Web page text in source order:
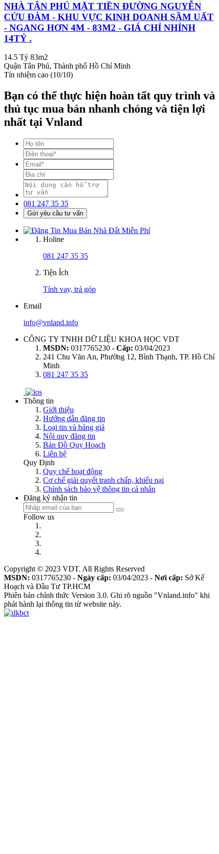
NHÀ TÂN PHÚ MẶT TIỀN ĐƯỜNG NGUYỄN
CỬU ĐÀM - KHU VỰC KINH DOANH SẦM UẤT
- NGANG HƠN 4M - 83M2 - GIÁ CHỈ NHỈNH
14TỶ .
14.5 Tỷ 83m2
Quận Tân Phú, Thành phố Hồ Chí Minh
Tín nhiệm cao (10/10)
Bạn có thể thực hiện hoàn tất quy trình và
thủ tục mua bán nhanh chóng và tiện lợi
nhất tại Vnland
081 247 35 35
Gửi yêu cầu tư vấn
Holine
081 247 35 35
Tiện Ích
Tính vay, trả góp
Email
info@vnland.info
CÔNG TY TNHH DỮ LIỆU KHOA HỌC VDT
MSDN: 0317765230 - Cấp: 03/04/2023
241 Chu Văn An, Phường 12, Bình Thạnh, TP. Hồ Chí
Minh
081 247 35 35
Thông tin
Giới thiệu
Hướng dẫn đăng tin
Loại tin và bảng giá
Nội quy đăng tin
Bản Đồ Quy Hoạch
Liên hệ
Quy Định
Quy chế hoạt động
Cơ chế giải quyết tranh chấp, khiếu nại
Chính sách bảo vệ thông tin cá nhân
Đăng ký nhận tin
Follow us
Copyright © 2023 VDT. All Rights Reserved
MSDN: 0317765230 - Ngày cấp: 03/04/2023 - Nơi cấp: Sở Kế
Hoạch và Đầu Tư TP.HCM
Phiên bản chính thức Version 3.0. Ghi rõ nguồn "Vnland.info" khi
phát hành lại thông tin từ website này.